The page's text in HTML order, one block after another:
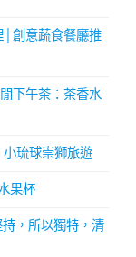
創意蔬食餐廳推
下午茶：茶香水
琉球崇獅旅遊
果杯
，所以獨特，清